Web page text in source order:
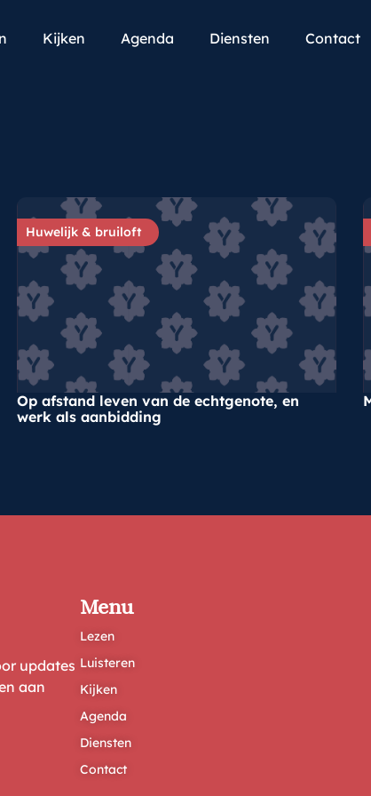
Kijken Agenda Diensten Contact
Huwelijk & bruiloft
Op afstand leven van de echtgenote, en
werk als aanbidding
updates
aan
Menu
Lezen
Luisteren
Kijken
Agenda
Diensten
Contact